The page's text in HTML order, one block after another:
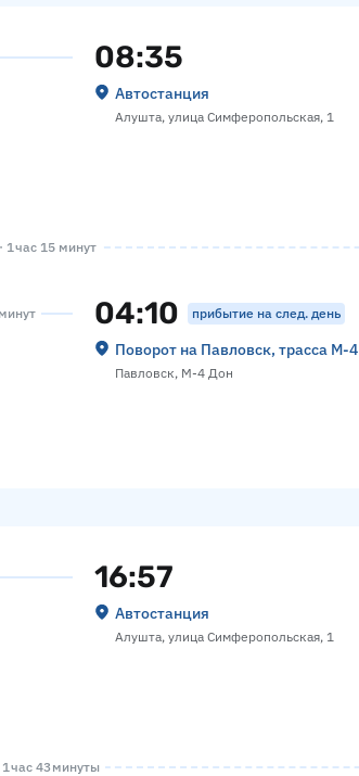
08:35
Автостанция
Алушта, улица Симферопольская, 1
1 час 15 минут
04:10 прибытие на след. день
Поворот на Павловск, трасса М-4
Павловск, М-4 Дон
16:57
Автостанция
Алушта, улица Симферопольская, 1
час 43 минуты